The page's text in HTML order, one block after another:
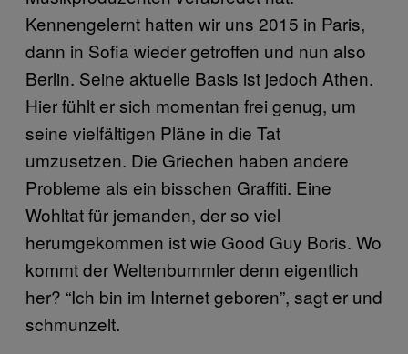
Kennengelernt hatten wir uns 2015 in Paris,
dann in Sofia wieder getroffen und nun also
Berlin. Seine aktuelle Basis ist jedoch Athen.
Hier fühlt er sich momentan frei genug, um
seine vielfältigen Pläne in die Tat
umzusetzen. Die Griechen haben andere
Probleme als ein bisschen Graffiti. Eine
Wohltat für jemanden, der so viel
herumgekommen ist wie Good Guy Boris. Wo
kommt der Weltenbummler denn eigentlich
her? “Ich bin im Internet geboren”, sagt er und
schmunzelt.